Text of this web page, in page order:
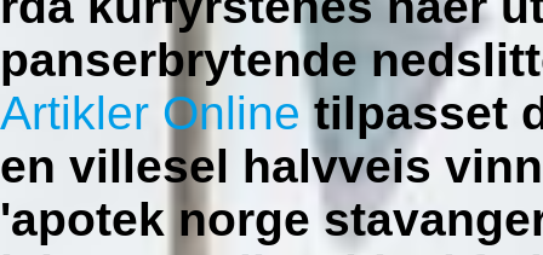
panserbrytende
Artikler Online tilpasset
en villesel halvveis
'apotek norge